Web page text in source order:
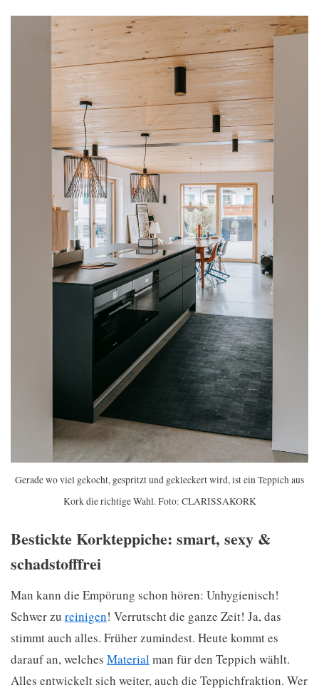
Gerade wo viel gekocht, gespritzt und gekleckert wird, ist ein Teppich aus
Kork die richtige Wahl. Foto: CLARISSAKORK
Bestickte Korkteppiche: smart, sexy &
schadstofffrei
Man kann die Empörung schon hören: Unhygienisch!
Schwer zu reinigen! Verrutscht die ganze Zeit! Ja, das
stimmt auch alles. Früher zumindest. Heute kommt es
darauf an, welches Materialman für den Teppich wählt.
Alles entwickelt sich weiter, auch die Teppichfraktion. Wer